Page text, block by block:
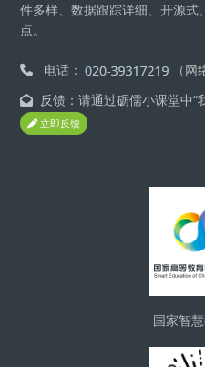
件多样、数据跟踪详细、开源
点。
电话：
（网
反馈：请通过砺儒小课堂中“
立即反馈
国家智